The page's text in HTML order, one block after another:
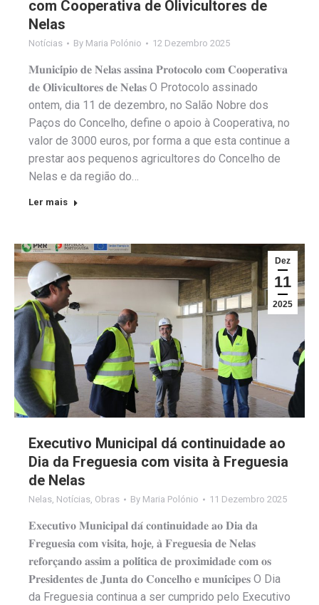
com Cooperativa de Olivicultores de
Nelas
Notícias By Maria Polónio 12 Dezembro 2025
𝐌𝐮𝐧𝐢𝐜𝐢́𝐩𝐢𝐨 𝐝𝐞 𝐍𝐞𝐥𝐚𝐬 𝐚𝐬𝐬𝐢𝐧𝐚 𝐏𝐫𝐨𝐭𝐨𝐜𝐨𝐥𝐨 𝐜𝐨𝐦 𝐂𝐨𝐨𝐩𝐞𝐫𝐚𝐭𝐢𝐯𝐚
𝐝𝐞 𝐎𝐥𝐢𝐯𝐢𝐜𝐮𝐥𝐭𝐨𝐫𝐞𝐬 𝐝𝐞 𝐍𝐞𝐥𝐚𝐬 O Protocolo assinado
ontem, dia 11 de dezembro, no Salão Nobre dos
Paços do Concelho, define o apoio à Cooperativa, no
valor de 3000 euros, por forma a que esta continue a
prestar aos pequenos agricultores do Concelho de
Nelas e da região do…
Ler mais
Dez
11
2025
Executivo Municipal dá continuidade ao
Dia da Freguesia com visita à Freguesia
de Nelas
Nelas, Notícias, Obras By Maria Polónio 11 Dezembro 2025
𝐄𝐱𝐞𝐜𝐮𝐭𝐢𝐯𝐨 𝐌𝐮𝐧𝐢𝐜𝐢𝐩𝐚𝐥 𝐝𝐚́ 𝐜𝐨𝐧𝐭𝐢𝐧𝐮𝐢𝐝𝐚𝐝𝐞 𝐚𝐨 𝐃𝐢𝐚 𝐝𝐚
𝐅𝐫𝐞𝐠𝐮𝐞𝐬𝐢𝐚 𝐜𝐨𝐦 𝐯𝐢𝐬𝐢𝐭𝐚, 𝐡𝐨𝐣𝐞, 𝐚̀ 𝐅𝐫𝐞𝐠𝐮𝐞𝐬𝐢𝐚 𝐝𝐞 𝐍𝐞𝐥𝐚𝐬
𝐫𝐞𝐟𝐨𝐫𝐜̧𝐚𝐧𝐝𝐨 𝐚𝐬𝐬𝐢𝐦 𝐚 𝐩𝐨𝐥𝐢́𝐭𝐢𝐜𝐚 𝐝𝐞 𝐩𝐫𝐨𝐱𝐢𝐦𝐢𝐝𝐚𝐝𝐞 𝐜𝐨𝐦 𝐨𝐬
𝐏𝐫𝐞𝐬𝐢𝐝𝐞𝐧𝐭𝐞𝐬 𝐝𝐞 𝐉𝐮𝐧𝐭𝐚 𝐝𝐨 𝐂𝐨𝐧𝐜𝐞𝐥𝐡𝐨 𝐞 𝐦𝐮𝐧𝐢́𝐜𝐢𝐩𝐞𝐬 O Dia
da Freguesia continua a ser cumprido pelo Executivo